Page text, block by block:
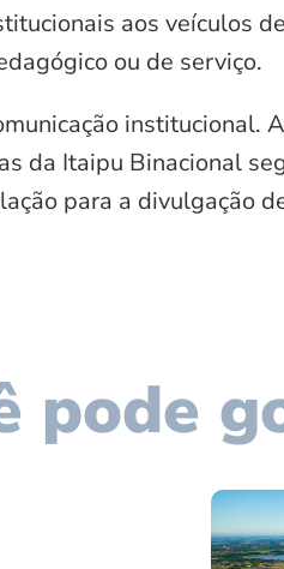
aos veículos de
ou de serviço.
institucional.
da Itaipu Binacional
para a divulgação
pode